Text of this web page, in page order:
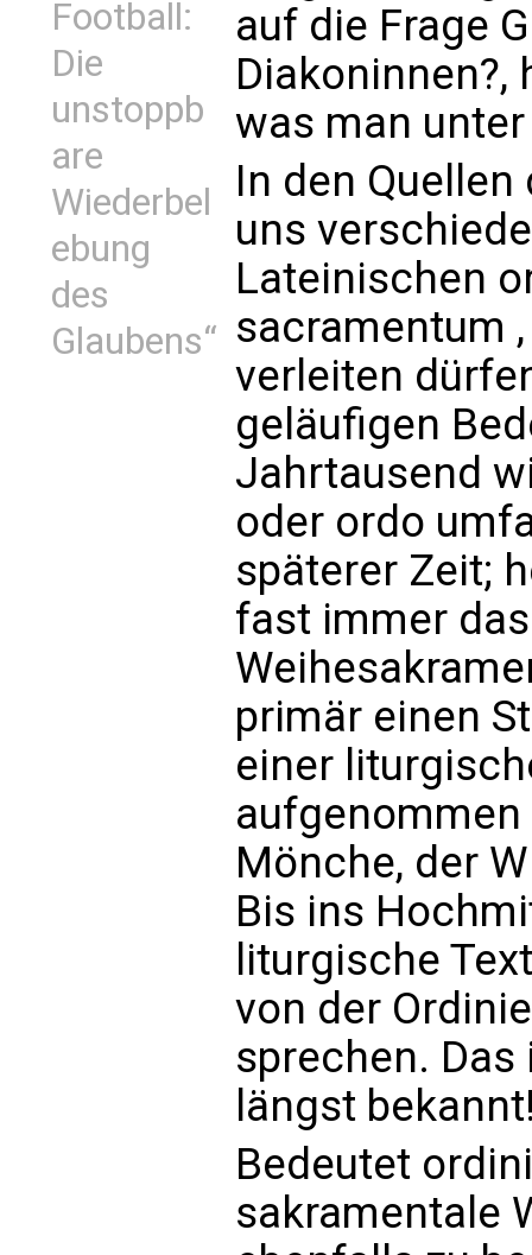
Football:
Die
unstoppb
are
Wiederbel
ebung
des
Glaubens“
auf die Frage
was man unter
In den
uns
Lateinischen
sacramentum
verleiten
geläufigen
Jahrtausend
oder ordo
späterer Zeit;
fast immer das
primär einen
einer
aufgenommen
Mönche, der
Bis ins
liturgische
von der
sprechen.
längst
Bedeutet
sakramentale